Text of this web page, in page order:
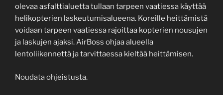
olevaa asfalttialuetta tullaan tarpeen vaatiessa käyttää
helikopterien laskeutumisalueena. Koreille heittämistä
voidaan tarpeen vaatiessa rajoittaa kopterien nousujen
ja laskujen ajaksi. AirBoss ohjaa alueella
lentoliikennettä ja tarvittaessa kieltää heittämisen.
Noudata ohjeistusta.